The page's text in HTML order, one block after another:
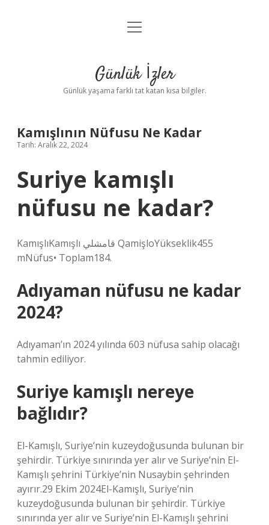
Anasayfa
Yasal Uyarı
menüyü
Günlük İzler
Günlük yaşama farklı tat katan kısa bilgiler.
Kamışlının Nüfusu Ne Kadar
Tarih: Aralık 22, 2024
Suriye kamışlı
nüfusu ne kadar?
KamışlıKamışlı قامشلي QamişloYükseklik455
mNüfus• Toplam184.
Adıyaman nüfusu ne kadar
2024?
Adıyaman’ın 2024 yılında 603 nüfusa sahip olacağı
tahmin ediliyor.
Suriye kamışlı nereye
bağlıdır?
El-Kamışlı, Suriye’nin kuzeydoğusunda bulunan bir
şehirdir. Türkiye sınırında yer alır ve Suriye’nin El-
Kamışlı şehrini Türkiye’nin Nusaybin şehrinden
ayırır.29 Ekim 2024El-Kamışlı, Suriye’nin
kuzeydoğusunda bulunan bir şehirdir. Türkiye
sınırında yer alır ve Suriye’nin El-Kamışlı şehrini